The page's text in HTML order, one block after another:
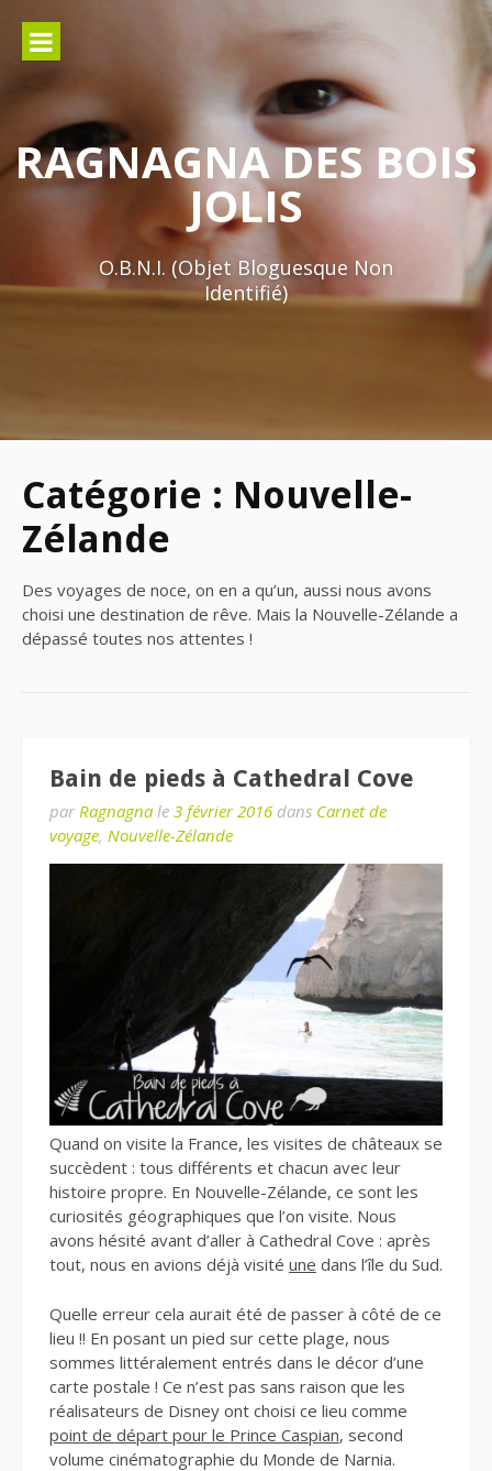
contenu
RAGNAGNA DES BOIS
JOLIS
O.B.N.I. (Objet Bloguesque Non
Identifié)
Catégorie : Nouvelle-
Zélande
Des voyages de noce, on en a qu’un, aussi nous avons
choisi une destination de rêve. Mais la Nouvelle-Zélande a
dépassé toutes nos attentes !
Bain de pieds à Cathedral Cove
par Ragnagna le 3 février 2016 dans Carnet de
voyage, Nouvelle-Zélande
Quand on visite la France, les visites de châteaux se
succèdent : tous différents et chacun avec leur
histoire propre. En Nouvelle-Zélande, ce sont les
curiosités géographiques que l’on visite. Nous
avons hésité avant d’aller à Cathedral Cove : après
tout, nous en avions déjà visité une dans l’île du Sud.
Quelle erreur cela aurait été de passer à côté de ce
lieu !! En posant un pied sur cette plage, nous
sommes littéralement entrés dans le décor d’une
carte postale ! Ce n’est pas sans raison que les
réalisateurs de Disney ont choisi ce lieu comme
point de départ pour le Prince Caspian, second
volume cinématographie du Monde de Narnia.